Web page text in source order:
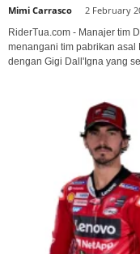
Mimi Carrasco 2 February
RiderTua.com - Manajer tim
menangani tim pabrikan
dengan Gigi Dall'Igna yang